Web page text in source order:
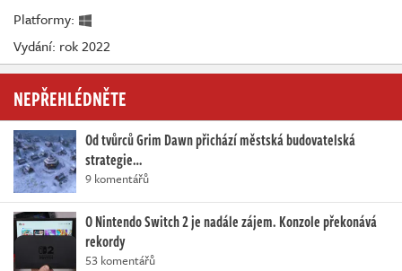
Platformy:
Vydání: rok 2022
NEPŘEHLÉDNĚTE
Od tvůrců Grim Dawn přichází městská budovatelská
strategie…
9 komentářů
O Nintendo Switch 2 je nadále zájem. Konzole překonává
rekordy
53 komentářů